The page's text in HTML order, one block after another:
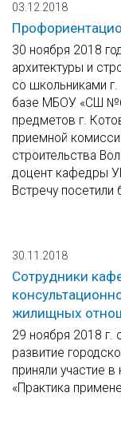
03.12.2018
30 ноября 2018
архитектуры и
со школьниками
базе МБОУ «СШ №6
предметов г.
приемной
строительства
доцент кафедры
Встречу
30.11.2018
Сотрудники
жилищных
29 ноября 2018 г.
развитие
приняли участие
«Практика